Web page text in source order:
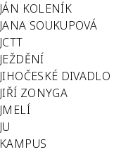
JÁN KOLENÍK
JANA SOUKUPOVÁ
JCTT
JEŽDĚNÍ
JIHOČESKÉ DIVADLO
JIŘÍ ZONYGA
JMELÍ
JU
KAMPUS